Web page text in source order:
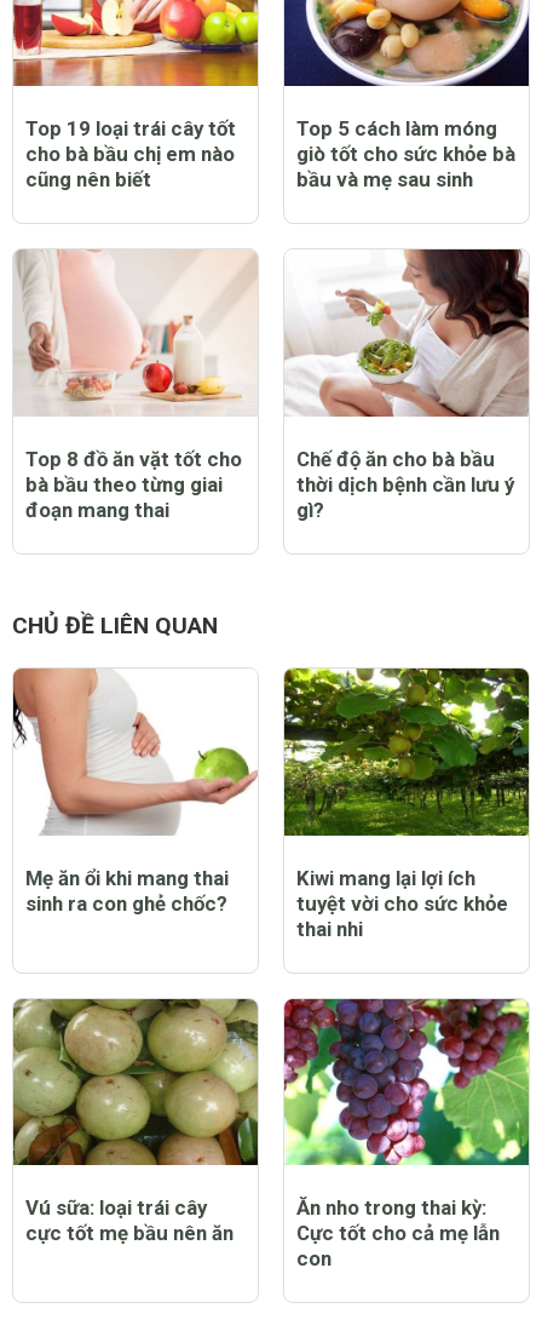
Top 19 loại trái cây tốt
cho bà bầu chị em nào
cũng nên biết
Top 5 cách làm móng
giò tốt cho sức khỏe bà
bầu và mẹ sau sinh
Top 8 đồ ăn vặt tốt cho
bà bầu theo từng giai
đoạn mang thai
Chế độ ăn cho bà bầu
thời dịch bệnh cần lưu ý
gì?
CHỦ ĐỀ LIÊN QUAN
Mẹ ăn ổi khi mang thai
sinh ra con ghẻ chốc?
Kiwi mang lại lợi ích
tuyệt vời cho sức khỏe
thai nhi
Vú sữa: loại trái cây
cực tốt mẹ bầu nên ăn
Ăn nho trong thai kỳ:
Cực tốt cho cả mẹ lẫn
con